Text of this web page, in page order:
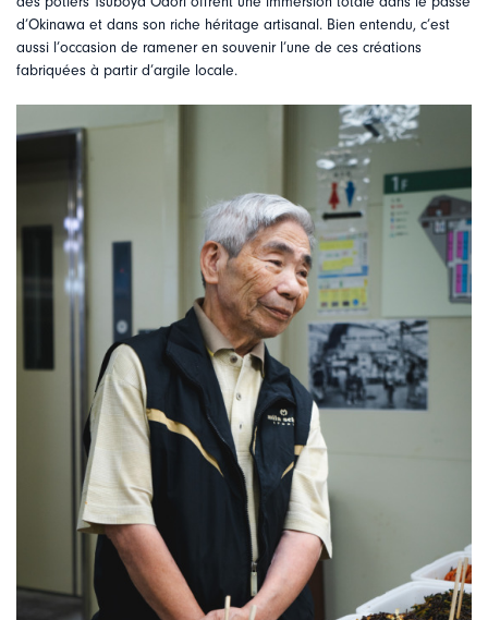
d’Okinawa et dans son riche héritage artisanal. Bien entendu, c’est
aussi l’occasion de ramener en souvenir l’une de ces créations
fabriquées à partir d’argile locale.